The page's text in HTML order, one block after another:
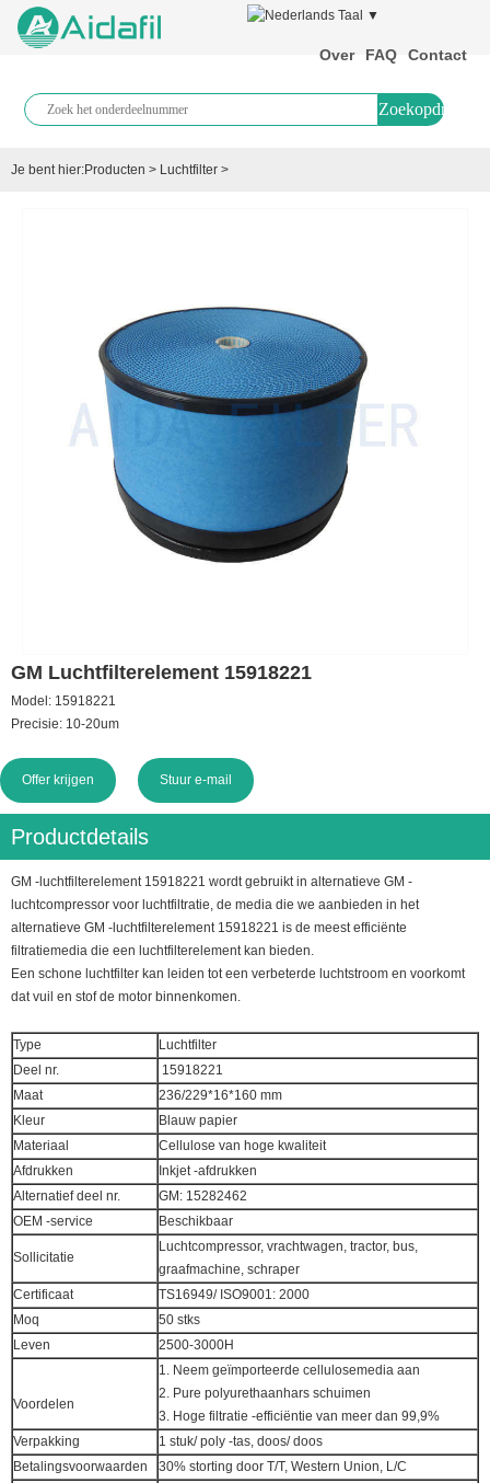
Taal ▼
Over FAQ Contact
Zoekopdracht
Je bent hier:Producten > Luchtfilter >
GM Luchtfilterelement 15918221
Model: 15918221
Precisie: 10-20um
Offer krijgen Stuur e-mail
Productdetails
GM -luchtfilterelement 15918221 wordt gebruikt in alternatieve GM -
luchtcompressor voor luchtfiltratie, de media die we aanbieden in het
alternatieve GM -luchtfilterelement 15918221 is de meest efficiënte
filtratiemedia die een luchtfilterelement kan bieden.
Een schone luchtfilter kan leiden tot een verbeterde luchtstroom en voorkomt
dat vuil en stof de motor binnenkomen.
Type
Luchtfilter
Deel nr.
15918221
Maat
236/229*16*160 mm
Kleur
Blauw papier
Materiaal
Cellulose van hoge kwaliteit
Afdrukken
Inkjet -afdrukken
Alternatief deel nr.
GM: 15282462
OEM -service
Beschikbaar
Sollicitatie
Luchtcompressor, vrachtwagen, tractor, bus,
graafmachine, schraper
Certificaat
TS16949/ ISO9001: 2000
Moq
50 stks
Leven
2500-3000H
Voordelen
1. Neem geïmporteerde cellulosemedia aan
2. Pure polyurethaanhars schuimen
3. Hoge filtratie -efficiëntie van meer dan 99,9%
Verpakking
1 stuk/ poly -tas, doos/ doos
Betalingsvoorwaarden
30% storting door T/T, Western Union, L/C